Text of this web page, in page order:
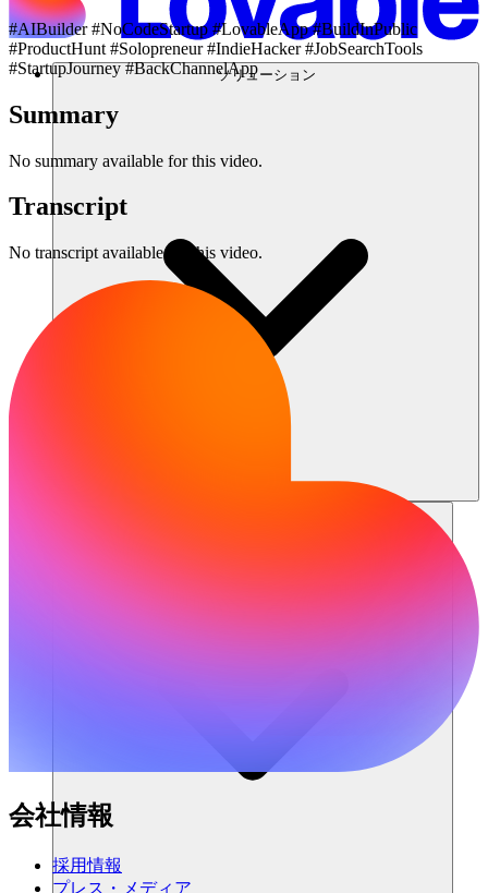
ソリューション
#AIBuilder #NoCodeStartup #LovableApp #BuildInPublic
#ProductHunt #Solopreneur #IndieHacker #JobSearchTools
#StartupJourney #BackChannelApp
Summary
No summary available for this video.
Transcript
No transcript available for this video.
会社情報
採用情報
プレス・メディア